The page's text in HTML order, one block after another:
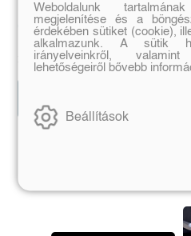
Örkény István
Eredeti ár:
7 499 Ft
Bevezető ár:
6 749 Ft
Szerző további
Weboldalunk
megjelenítése és a
érdekében sütiket (cookie),
alkalmazunk. A sütik
irányelveinkről,
lehetőségeiről bővebb
Beállítások